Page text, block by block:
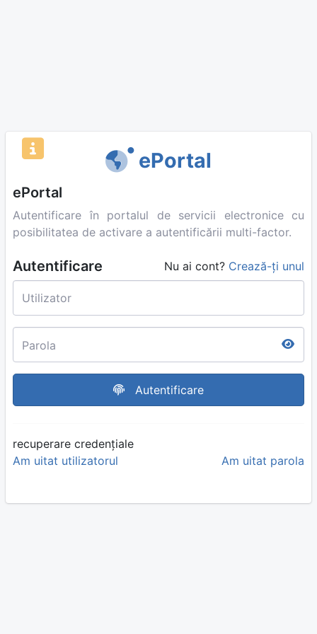
ePortal
ePortal
Autentificare în portalul de servicii electronice cu
posibilitatea de activare a autentificării multi-factor.
Autentificare Nu ai cont? Crează-ți unul
Utilizator
Parola
Autentificare
recuperare credențiale
Am uitat utilizatorul
Am uitat parola